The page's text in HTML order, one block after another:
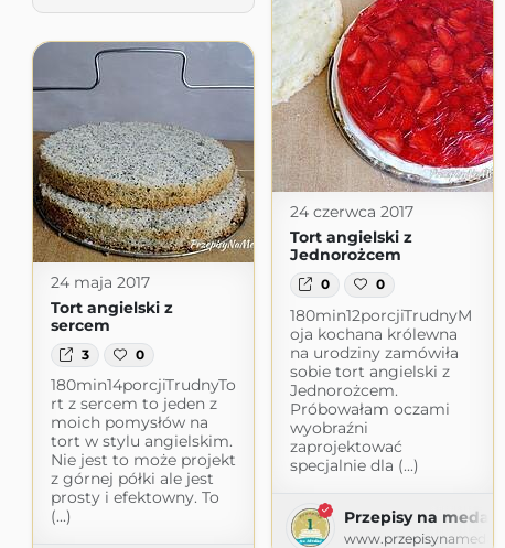
24 czerwca 2017
Tort angielski z
Jednorożcem
0 0
180min12porcjiTrudnyM
oja kochana królewna
na urodziny zamówiła
sobie tort angielski z
Jednorożcem.
Próbowałam oczami
wyobraźni
zaprojektować
specjalnie dla (...)
Przepisy na medal
www.przepisynamedal.pl
24 maja 2017
Tort angielski z
sercem
3 0
180min14porcjiTrudnyTo
rt z sercem to jeden z
moich pomysłów na
tort w stylu angielskim.
Nie jest to może projekt
z górnej półki ale jest
prosty i efektowny. To
(...)